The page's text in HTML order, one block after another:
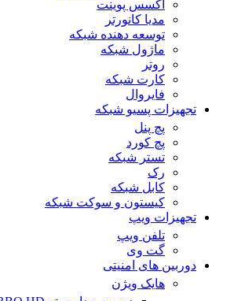
اکسس پوینت
مدیا کانورتر
توسعه دهنده شبکه
ماژول شبکه
روتر
کارت شبکه
فایروال
تجهیزات پسیو شبکه
پچ پنل
پچ کورد
تستر شبکه
رک
کابل شبکه
کیستون و سوکت شبکه
تجهیزات ویپ
تلفن ویپ
گت وی
دوربین های امنیتی
هایک ویژن